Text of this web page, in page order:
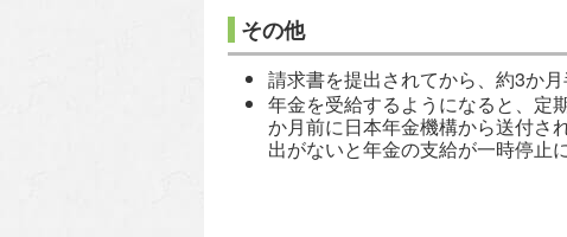
その他
請求書を提出されてから、約3か
年金を受給するようになると、定
か月前に日本年金機構から送付さ
出がないと年金の支給が一時停止